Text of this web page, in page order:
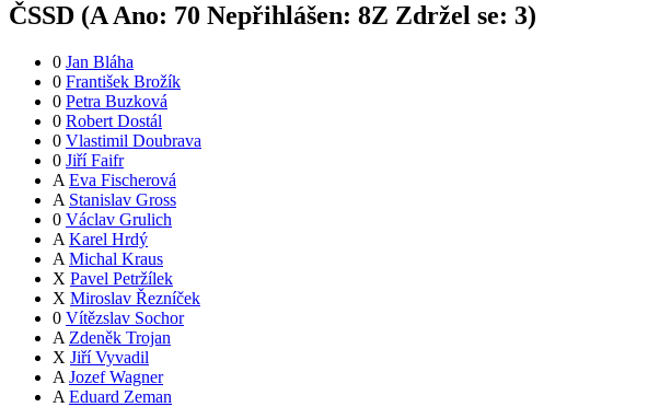
ČSSD (A Ano: 70 Nepřihlášen: 8Z Zdržel se: 3)
0 Jan Bláha
0 František Brožík
0 Petra Buzková
0 Robert Dostál
0 Vlastimil Doubrava
0 Jiří Faifr
A Eva Fischerová
A Stanislav Gross
0 Václav Grulich
A Karel Hrdý
A Michal Kraus
X Pavel Petržílek
X Miroslav Řezníček
0 Vítězslav Sochor
A Zdeněk Trojan
X Jiří Vyvadil
A Jozef Wagner
A Eduard Zeman